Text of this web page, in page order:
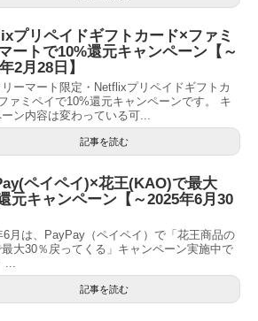
プリペイドギフトカード×ファミ
ートで10%還元キャンペーン【～
2月28日】
ーマート限定・Netflixプリペイドギフトカ
ァミペイで10%還元キャンペーンです。 キ
ン内容は変わっている可...
記事を読む
ペイペイ)×花王(KAO)で最大
元キャンペーン【～2025年6月30
6月は、PayPay（ペイペイ）で「花王商品の
大30％戻ってくる」キャンペーン実施中で
記事を読む